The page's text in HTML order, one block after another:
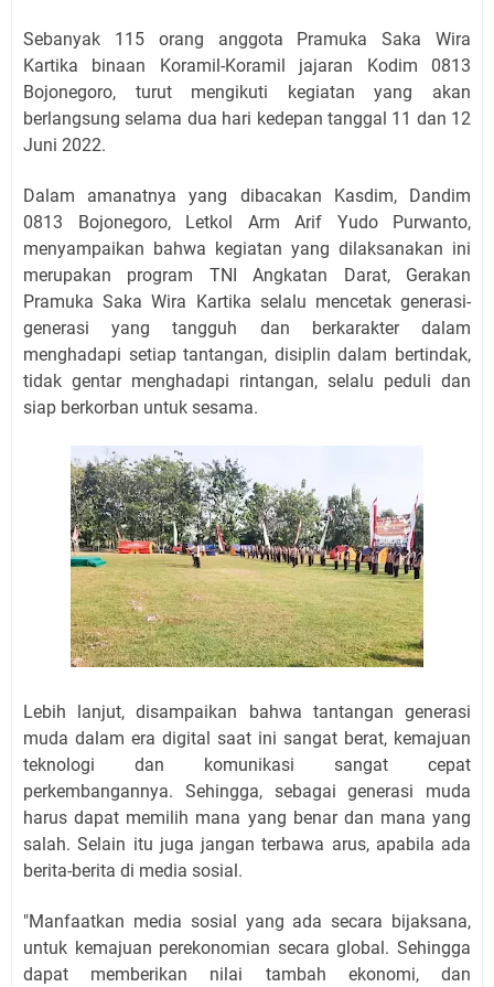
Sebanyak 115 orang anggota Pramuka Saka Wira
Kartika binaan Koramil-Koramil jajaran Kodim 0813
Bojonegoro, turut mengikuti kegiatan yang akan
berlangsung selama dua hari kedepan tanggal 11 dan 12
Juni 2022.
Dalam amanatnya yang dibacakan Kasdim, Dandim
0813 Bojonegoro, Letkol Arm Arif Yudo Purwanto,
menyampaikan bahwa kegiatan yang dilaksanakan ini
merupakan program TNI Angkatan Darat, Gerakan
Pramuka Saka Wira Kartika selalu mencetak generasi-
generasi yang tangguh dan berkarakter dalam
menghadapi setiap tantangan, disiplin dalam bertindak,
tidak gentar menghadapi rintangan, selalu peduli dan
siap berkorban untuk sesama.
Lebih lanjut, disampaikan bahwa tantangan generasi
muda dalam era digital saat ini sangat berat, kemajuan
teknologi dan komunikasi sangat cepat
perkembangannya. Sehingga, sebagai generasi muda
harus dapat memilih mana yang benar dan mana yang
salah. Selain itu juga jangan terbawa arus, apabila ada
berita-berita di media sosial.
"Manfaatkan media sosial yang ada secara bijaksana,
untuk kemajuan perekonomian secara global. Sehingga
dapat memberikan nilai tambah ekonomi, dan